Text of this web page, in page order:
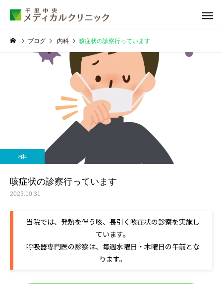
睡眠外来
泌尿器外来 発熱外
ブログ 内科 咳症状の診察行っています
内科
咳症状の診察行っています
2023.10.31
当院では、発熱を伴う咳、長引く咳症状の診察を実施し
ています。
呼吸器専門医の診察は、毎週水曜日・木曜日の午前とな
ります。